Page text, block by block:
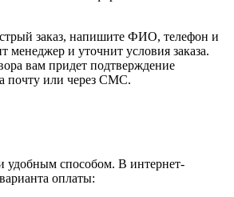
заказ, напишите ФИО, телефон и
менеджер и уточнит условия заказа.
вам придет подтверждение
почту или через СМС.
удобным способом. В интернет-
оплаты: